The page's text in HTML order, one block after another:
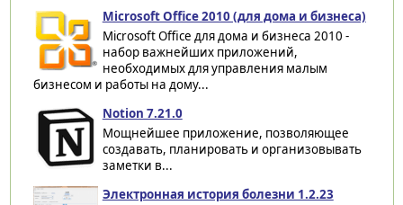
Microsoft Office 2010 (для дома и бизнеса)
Microsoft Office для дома и бизнеса 2010 -
набор важнейших приложений,
необходимых для управления малым
бизнесом и работы на дому...
Notion 7.21.0
Мощнейшее приложение, позволяющее
создавать, планировать и организовывать
заметки в...
Электронная история болезни 1.2.23